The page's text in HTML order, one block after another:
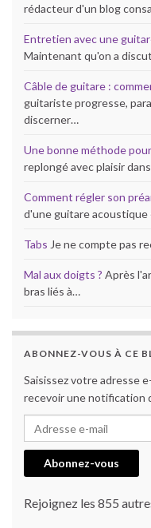
rédacteur d'un blog
Entretien avec une
Maintenant qu'on a
Câble de guitare :
guitariste progresse,
discerner…
Une bonne méthode
replongé avec plaisir
Comment régler son
d'une guitare
Tabs Je ne compte pas
Mal aux doigts ? Après
bras liés à…
ABONNEZ-VOUS À CE
Saisissez votre adresse
recevoir une notification
Adresse e-mail
Abonnez-vous
Rejoignez les 855